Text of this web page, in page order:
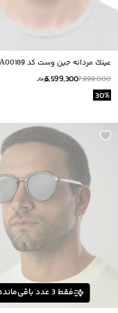
عينك مردانه جين وست كد 51A00189
7,999,000
5,599,300تومانــ
30%
فقط3عدد